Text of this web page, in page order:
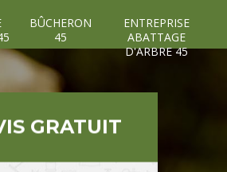
BÛCHERON
45
ENTREPRISE
ABATTAGE
D'ARBRE 45
GRATUIT